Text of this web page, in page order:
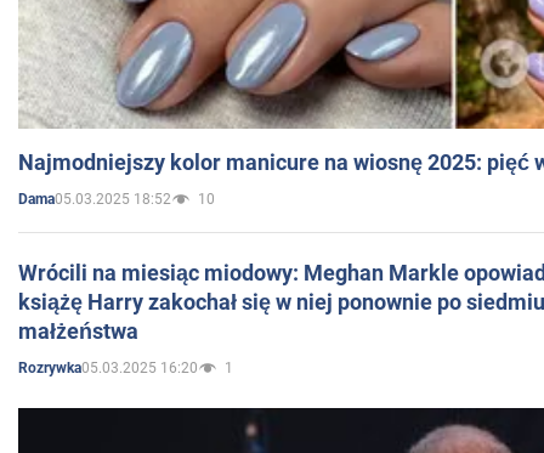
Najmodniejszy kolor manicure na wiosnę 2025: pięć
Dama05.03.2025 18:52 10
Wrócili na miesiąc miodowy: Meghan Markle
książę Harry zakochał się w niej ponownie po
małżeństwa
Rozrywka05.03.2025 16:20 1